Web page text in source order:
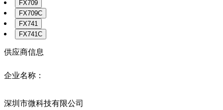
FX709
FX709C
FX741
FX741C
供应商信息
企业名称：
深圳市微科技有限公司